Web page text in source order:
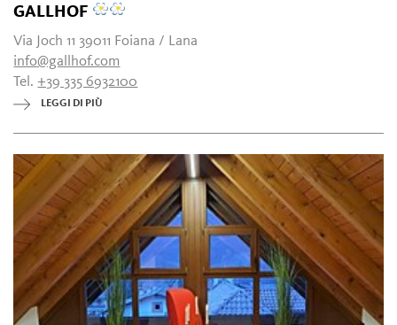
GALLHOF
Via Joch 11 39011 Foiana / Lana
info@gallhof.com
Tel.+39 335 6932100
LEGGI DI PIÙ